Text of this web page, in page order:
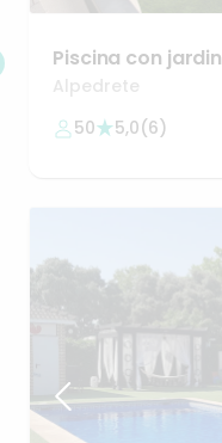
Piscina con jardin
a 25 minutos
Alpedrete
50
5,0(6)